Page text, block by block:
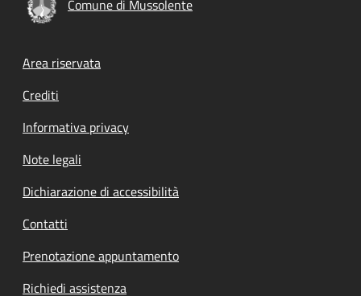
Comune di Mussolente
Footer menu
Area riservata
Crediti
Informativa privacy
Note legali
Dichiarazione di accessibilità
Contatti
Prenotazione appuntamento
Richiedi assistenza